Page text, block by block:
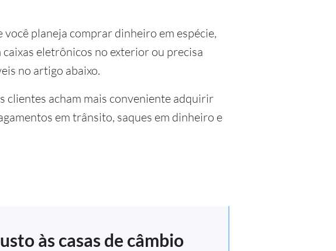
você planeja comprar dinheiro em espécie,
eletrônicos no exterior ou precisa
no artigo abaixo.
clientes acham mais conveniente adquirir
em trânsito, saques em dinheiro e
às casas de câmbio